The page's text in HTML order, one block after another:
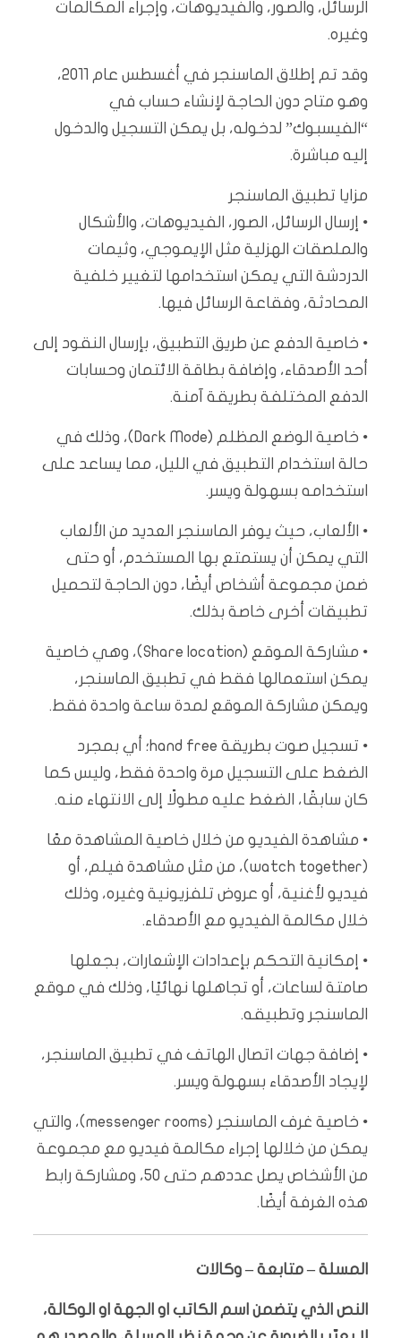
الرسائل، والصور، والفيديوهات، وإجراء المكالمات
وغيره.
وقد تم إطلاق الماسنجر في أغسطس عام 2011،
وهو متاح دون الحاجة لإنشاء حساب في
“الفيسبوك” لدخوله، بل يمكن التسجيل والدخول
إليه مباشرة.
مزايا تطبيق الماسنجر
• إرسال الرسائل، الصور، الفيديوهات، والأشكال
والملصقات الهزلية مثل الإيموجي، وثيمات
الدردشة التي يمكن استخدامها لتغيير خلفية
المحادثة، وفقاعة الرسائل فيها.
• خاصية الدفع عن طريق التطبيق، بإرسال النقود إلى
أحد الأصدقاء، وإضافة بطاقة الائتمان وحسابات
الدفع المختلفة بطريقة آمنة.
• خاصية الوضع المظلم (Dark Mode)، وذلك في
حالة استخدام التطبيق في الليل، مما يساعد على
استخدامه بسهولة ويسر.
• الألعاب، حيث يوفر الماسنجر العديد من الألعاب
التي يمكن أن يستمتع بها المستخدم، أو حتى
ضمن مجموعة أشخاص أيضًا، دون الحاجة لتحميل
تطبيقات أخرى خاصة بذلك.
• مشاركة الموقع (Share location)، وهي خاصية
يمكن استعمالها فقط في تطبيق الماسنجر،
ويمكن مشاركة الموقع لمدة ساعة واحدة فقط.
• تسجيل صوت بطريقة hand free؛ أي بمجرد
الضغط على التسجيل مرة واحدة فقط، وليس كما
كان سابقًا، الضغط عليه مطولًا إلى الانتهاء منه.
• مشاهدة الفيديو من خلال خاصية المشاهدة معًا
(watch together)، من مثل مشاهدة فيلم، أو
فيديو لأغنية، أو عروض تلفزيونية وغيره، وذلك
خلال مكالمة الفيديو مع الأصدقاء.
• إمكانية التحكم بإعدادات الإشعارات، بجعلها
صامتة لساعات، أو تجاهلها نهائيًا، وذلك في موقع
الماسنجر وتطبيقه.
• إضافة جهات اتصال الهاتف في تطبيق الماسنجر،
لإيجاد الأصدقاء بسهولة ويسر.
• خاصية غرف الماسنجر (messenger rooms)، والتي
يمكن من خلالها إجراء مكالمة فيديو مع مجموعة
من الأشخاص يصل عددهم حتى 50، ومشاركة رابط
هذه الغرفة أيضًا.
المسلة – متابعة – وكالات
النص الذي يتضمن اسم الكاتب او الجهة او الوكالة،